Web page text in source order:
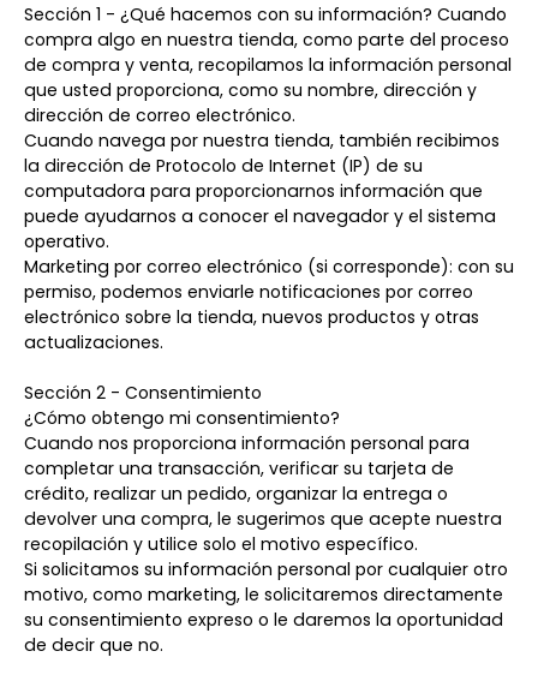
Sección 1 - ¿Qué hacemos con su información? Cuando
compra algo en nuestra tienda, como parte del proceso
de compra y venta, recopilamos la información personal
que usted proporciona, como su nombre, dirección y
dirección de correo electrónico.
Cuando navega por nuestra tienda, también recibimos
la dirección de Protocolo de Internet (IP) de su
computadora para proporcionarnos información que
puede ayudarnos a conocer el navegador y el sistema
operativo.
Marketing por correo electrónico (si corresponde): con su
permiso, podemos enviarle notificaciones por correo
electrónico sobre la tienda, nuevos productos y otras
actualizaciones.
Sección 2 - Consentimiento
¿Cómo obtengo mi consentimiento?
Cuando nos proporciona información personal para
completar una transacción, verificar su tarjeta de
crédito, realizar un pedido, organizar la entrega o
devolver una compra, le sugerimos que acepte nuestra
recopilación y utilice solo el motivo específico.
Si solicitamos su información personal por cualquier otro
motivo, como marketing, le solicitaremos directamente
su consentimiento expreso o le daremos la oportunidad
de decir que no.